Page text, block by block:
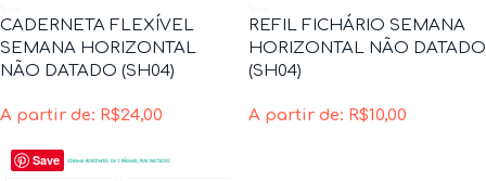
CADERNETA FLEXÍVEL
SEMANA HORIZONTAL
NÃO DATADO (SH04)
A partir de: R$24,00
REFIL FICHÁRIO SEMANA
HORIZONTAL NÃO DATADO
(SH04)
A partir de: R$10,00
Save